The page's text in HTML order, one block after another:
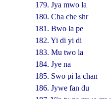
179. Jya mwo la
180. Cha che shr
181. Bwo la pe
182. Yi di yi di
183. Mu two la
184. Jye na
185. Swo pi la chan
186. Jywe fan du